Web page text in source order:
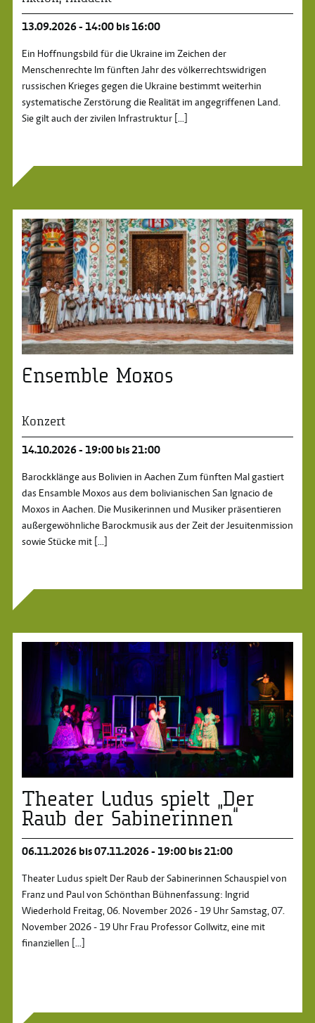
13.09.2026 - 14:00 bis 16:00
Ein Hoffnungsbild für die Ukraine im Zeichen der
Menschenrechte Im fünften Jahr des völkerrechtswidrigen
russischen Krieges gegen die Ukraine bestimmt weiterhin
systematische Zerstörung die Realität im angegriffenen Land.
Sie gilt auch der zivilen Infrastruktur [...]
Ensemble Moxos
Konzert
14.10.2026 - 19:00 bis 21:00
Barockklänge aus Bolivien in Aachen Zum fünften Mal gastiert
das Ensamble Moxos aus dem bolivianischen San Ignacio de
Moxos in Aachen. Die Musikerinnen und Musiker präsentieren
außergewöhnliche Barockmusik aus der Zeit der Jesuitenmission
sowie Stücke mit [...]
Theater Ludus spielt „Der
Raub der Sabinerinnen“
06.11.2026 bis 07.11.2026 - 19:00 bis 21:00
Theater Ludus spielt Der Raub der Sabinerinnen Schauspiel von
Franz und Paul von Schönthan Bühnenfassung: Ingrid
Wiederhold Freitag, 06. November 2026 - 19 Uhr Samstag, 07.
November 2026 - 19 Uhr Frau Professor Gollwitz, eine mit
finanziellen [...]